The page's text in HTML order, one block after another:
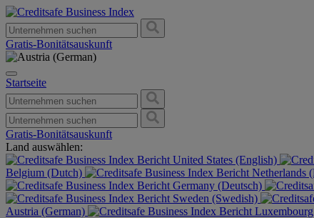
Gratis-Bonitätsauskunft
Startseite
Gratis-Bonitätsauskunft
Land auswählen:
United States (English)
Belgium (Dutch)
Netherlands
Germany (Deutsch)
Sweden (Swedish)
Austria (German)